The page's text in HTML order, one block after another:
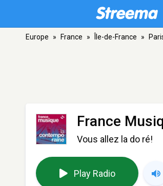
Europe » France » Île-de-France »
France
Vous allez la do ré!
Play Radio